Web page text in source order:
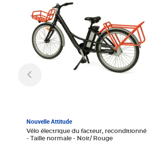
Nouvelle Attitude
Vélo électrique du facteur, reconditionné
- Taille normale - Noir/ Rouge